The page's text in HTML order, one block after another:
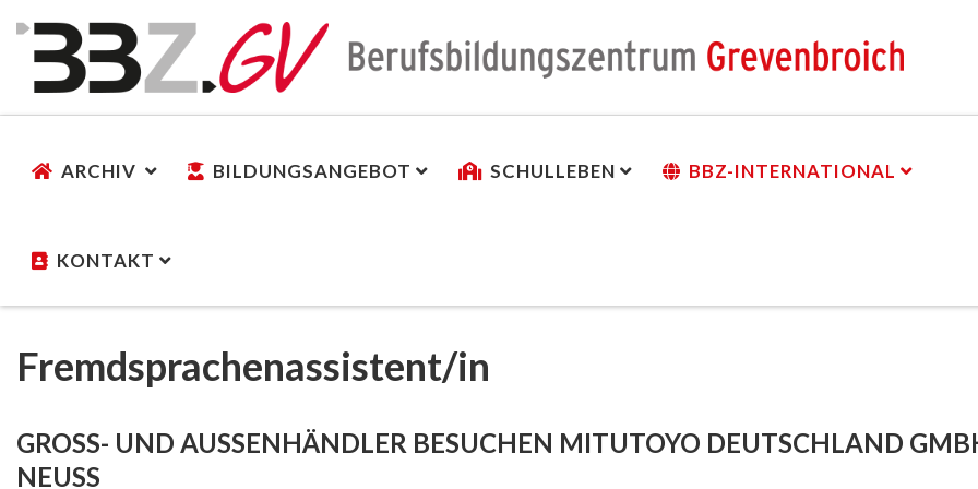
ARCHIV BILDUNGSANGEBOT SCHULLEBEN BBZ-INTERNATIONAL
KONTAKT
Fremdsprachenassistent/in
GROSS- UND AUSSENHÄNDLER BESUCHEN MITUTOYO DEUTSCHLAND GMBH
USS